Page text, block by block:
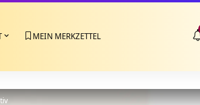
MEIN MERKZETTEL